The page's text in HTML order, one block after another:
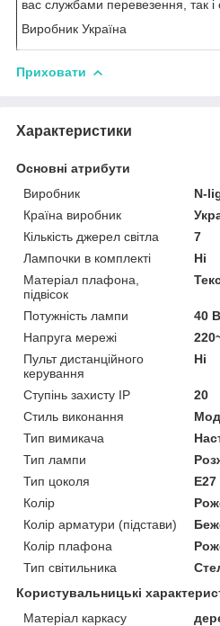
вас службами перевезення, так і
Виробник Україна
Приховати
Характеристики
Основні атрибути
Виробник
N-
Країна виробник
Кількість джерел світла
7
Лампочки в комплекті
Ні
Матеріал плафона,
підвісок
Потужність лампи
40
Напруга мережі
Пульт дистанційного
керування
Ні
Ступінь захисту IP
20
Стиль виконання
Тип вимикача
Тип лампи
Тип цоколя
E27
Колір
Колір арматури (підстави)
Колір плафона
Тип світильника
Користувальницькі
Матеріал каркасу